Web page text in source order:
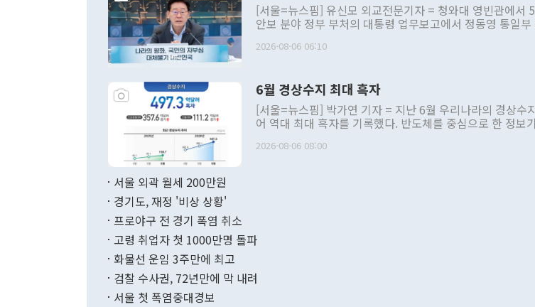
[서울=뉴스핌] 유신모 외교전문기자 = 청와대 영빈관에서
안보 분야 정부 부처의 대통령 업무보고에서 정동영 통일
발언 중에는 정부 내 조율을 거치지 않은 사안을 정책으로 추
주의적 희망에 근거한 비현실적 구상'이라는 비판을 내놨다.
관의 대북 정책 관련 발언이 물의를 빚은 적은 여러 번 있지
관 부처 장관이 공개적으로 부정적 입장을 표명한 것은 이
관의 무리한 대북 접근법과 월권을 제어해야 한다는 목소리
다. [정동영 통일부 장관이 지난달 23일 오후 서울 종로구 정부서울청사에
무너졌다고도 했다. 또 "현 시점에서 흘러간 선(先)비핵화만
함께 4자 대화의 동력을 확보하기 위해 최선을 다할 것"이라
2026-08-06 06:10
6월 경상수지 최대 흑자
[서울=뉴스핌] 박가연 기자 = 지난 6월 우리나라의 경상수
어 역대 최대 흑자를 기록했다. 반도체를 중심으로 한 정보
료=한국은행] 한국은행이 6일 발표한 '2026년 6월 국제수지(잠정)'에 따르
며 월간 기준 처음으로 1000억달러를 넘어섰다. 상품수입
196.9% 급증했고 컴퓨터·주변기기(SSD)는 282.7% 증가했
수출은 160.4% 늘었으며 비IT 품목도 ▲석유제품(47.5%)
2026-08-06 08:00
서울 외곽 월세 200만원
경기도, 재정 '비상 상황'
프로야구 전 경기 폭염 취소
고령 취업자 첫 1000만명 돌파
화물선 운임 3주만에 최고
검찰 수사권, 72년만에 막 내려
서울 첫 폭염중대경보